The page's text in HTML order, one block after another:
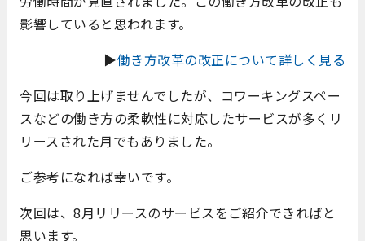
影響していると思われます。
▶働き方改革の改正について詳しく見る
今回は取り上げませんでしたが、コワーキングスペー
スなどの働き方の柔軟性に対応したサービスが多くリ
リースされた月でもありました。
ご参考になれば幸いです。
次回は、8月リリースのサービスをご紹介できればと
思います。